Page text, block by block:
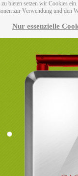
bieten setzen wir Cookies
zur Verwendung und den
Nur essenzielle